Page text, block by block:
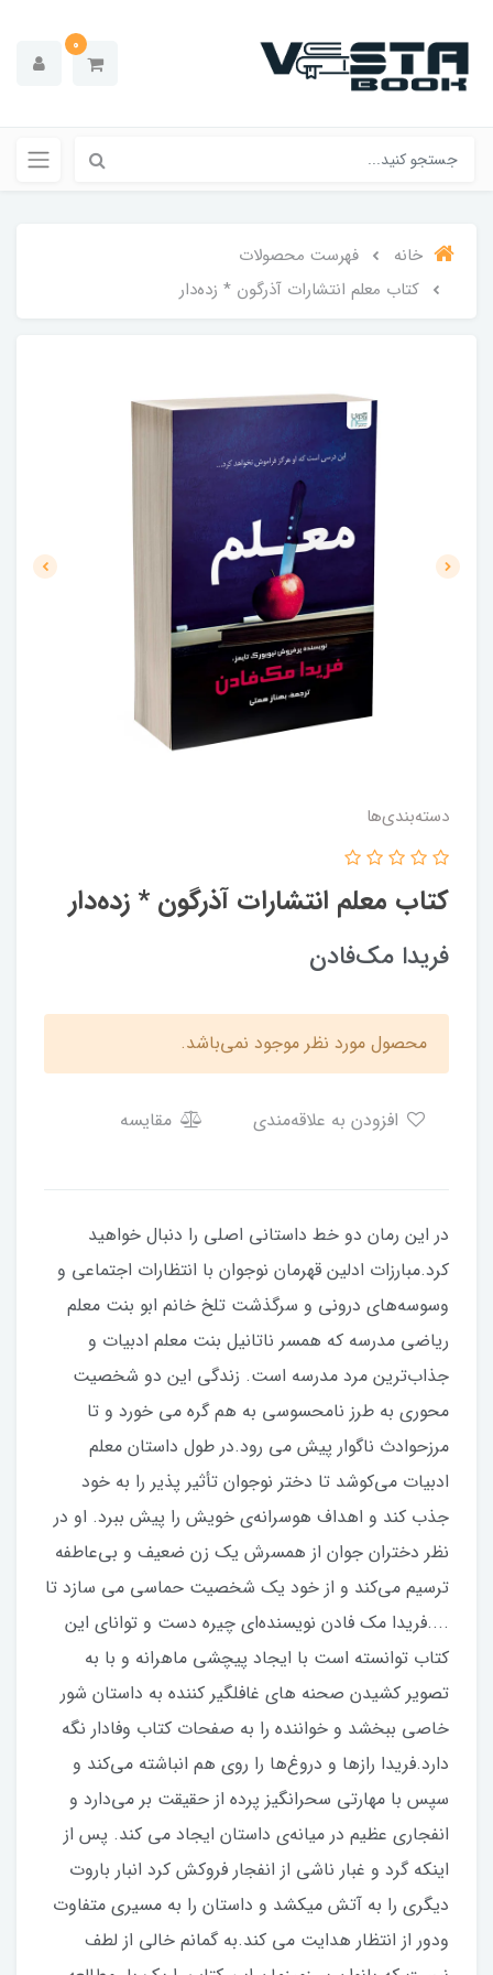
0
خانه
فهرست محصولات
کتاب معلم انتشارات آذرگون * زده‌دار
دسته‌بندی‌ها
کتاب معلم انتشارات آذرگون * زده‌دار
فریدا مک‌فادن
محصول مورد نظر موجود نمی‌باشد.
مقایسه
در این رمان دو خط داستانی اصلی را دنبال خواهید
کرد.مبارزات ادلین قهرمان نوجوان با انتظارات اجتماعی و
وسوسه‌های درونی و سرگذشت تلخ خانم ابو بنت معلم
ریاضی مدرسه که همسر ناتانیل بنت معلم ادبیات و
جذاب‌ترین مرد مدرسه است. زندگی این دو شخصیت
محوری به طرز نامحسوسی به هم گره می خورد و تا
مرزحوادث ناگوار پیش می رود.در طول داستان معلم
ادبیات می‌کوشد تا دختر نوجوان تأثیر پذیر را به خود
جذب کند و اهداف هوسرانه‌ی خویش را پیش ببرد. او در
نظر دختران جوان از همسرش یک زن ضعیف و بی‌عاطفه
ترسیم می‌کند و از خود یک شخصیت حماسی می سازد تا
....فریدا مک فادن نویسنده‌ای چیره دست و توانای این
کتاب توانسته است با ایجاد پیچشی ماهرانه و با به
تصویر کشیدن صحنه های غافلگیر کننده به داستان شور
خاصی ببخشد و خواننده را به صفحات کتاب وفادار نگه
دارد.فریدا رازها و دروغ‌ها را روی هم انباشته می‌کند و
سپس با مهارتی سحرانگیز پرده از حقیقت بر می‌دارد و
انفجاری عظیم در میانه‌ی داستان ایجاد می کند. پس از
اینکه گرد و غبار ناشی از انفجار فروکش کرد انبار باروت
دیگری را به آتش میکشد و داستان را به مسیری متفاوت
ودور از انتظار هدایت می کند.به گمانم خالی از لطف